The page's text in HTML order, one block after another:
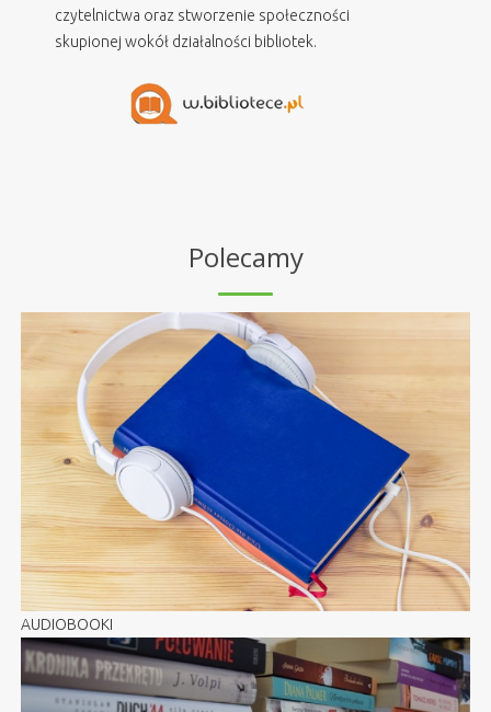
czytelnictwa oraz stworzenie społeczności
skupionej wokół działalności bibliotek.
Polecamy
AUDIOBOOKI